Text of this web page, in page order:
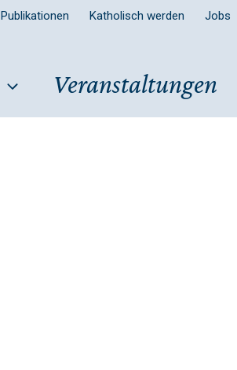
Publikationen Katholisch werden Jobs
Veranstaltungen